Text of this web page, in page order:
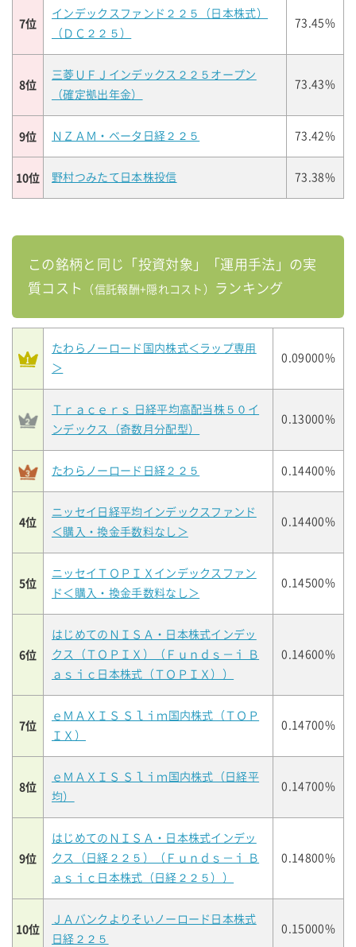
7位
インデックスファンド２２５（日本株式）
（ＤＣ２２５）
73.45%
8位
三菱ＵＦＪインデックス２２５オープン
（確定拠出年金）
73.43%
9位 ＮＺＡＭ・ベータ日経２２５ 73.42%
10位 野村つみたて日本株投信 73.38%
この銘柄と同じ「投資対象」「運用手法」の実
質コスト
（信託報酬+隠れコスト） ランキング
たわらノーロード国内株式＜ラップ専用
＞
0.09000%
Ｔｒａｃｅｒｓ 日経平均高配当株５０イ
ンデックス（奇数月分配型）
0.13000%
たわらノーロード日経２２５ 0.14400%
4位
ニッセイ日経平均インデックスファンド
＜購入・換金手数料なし＞
0.14400%
5位
ニッセイＴＯＰＩＸインデックスファン
ド＜購入・換金手数料なし＞
0.14500%
6位
はじめてのＮＩＳＡ・日本株式インデッ
クス（ＴＯＰＩＸ）（Ｆｕｎｄｓ－ｉ Ｂ
ａｓｉｃ日本株式（ＴＯＰＩＸ））
0.14600%
7位
ｅＭＡＸＩＳ Ｓｌｉｍ国内株式（ＴＯＰ
ＩＸ）
0.14700%
8位
ｅＭＡＸＩＳ Ｓｌｉｍ国内株式（日経平
均）
0.14700%
9位
はじめてのＮＩＳＡ・日本株式インデッ
クス（日経２２５）（Ｆｕｎｄｓ－ｉ Ｂ
ａｓｉｃ日本株式（日経２２５））
0.14800%
10位
ＪＡバンクよりそいノーロード日本株式
日経２２５
0.15000%